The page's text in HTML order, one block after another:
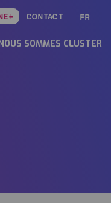
FR
CONTACT
SOMMES CLUSTER